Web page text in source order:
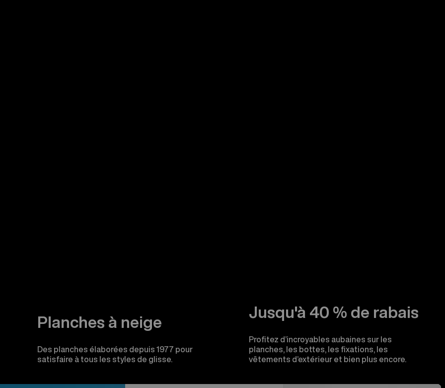
Planches à neige
Des planches élaborées depuis 1977 pour
satisfaire à tous les styles de glisse.
Jusqu'à 40 % de rabais
Profitez d’incroyables aubaines sur les
planches, les bottes, les fixations, les
vêtements d’extérieur et bien plus encore.